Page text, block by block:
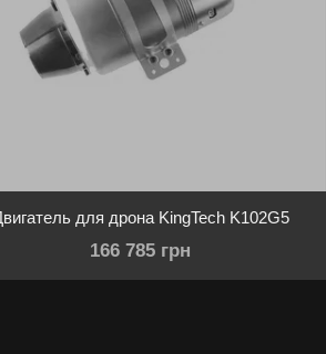
для дрона KingTech K102G5
166 785 грн